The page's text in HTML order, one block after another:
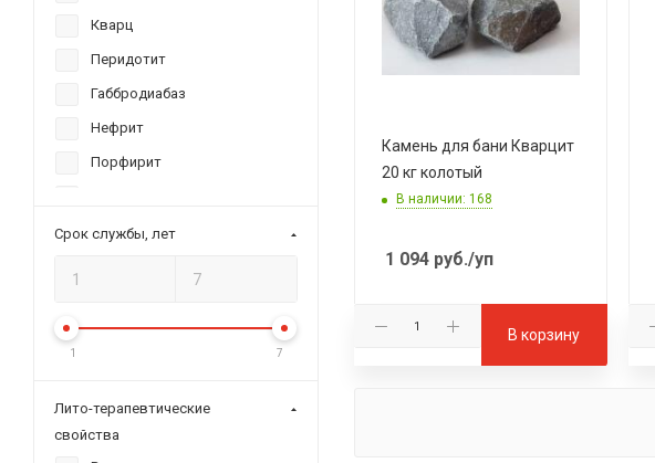
Камень для бани Кварцит
20 кг колотый
В наличии: 168
1 094 руб./уп
В корзину
Красное&Белое
Союз
Настоящий Полковник
Дамская
Сабантуй
Шторм
Noname
ИзиСтим
Кварц
Перидотит
Габбродиабаз
Нефрит
Порфирит
Дунит
Хромит
Фарфор
Змеевик
Срок службы, лет
1 7
Лито-терапевтические
свойства